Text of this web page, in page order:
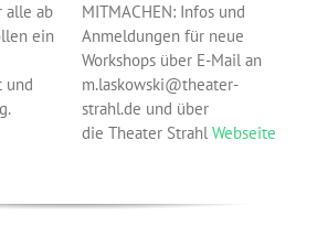
alle ab
ein
und
MITMACHEN: Infos und
Anmeldungen für neue
Workshops über E-Mail an
m.laskowski@theater-
strahl.de und über
die Theater Strahl Webseite